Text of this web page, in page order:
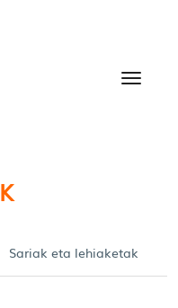
Sariak eta lehiaketak